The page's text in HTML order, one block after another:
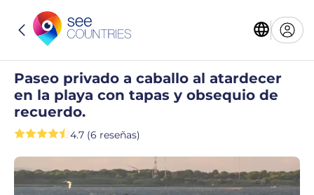
Paseo privado a caballo al atardecer
en la playa con tapas y obsequio de
recuerdo.
4.7 (6 reseñas)